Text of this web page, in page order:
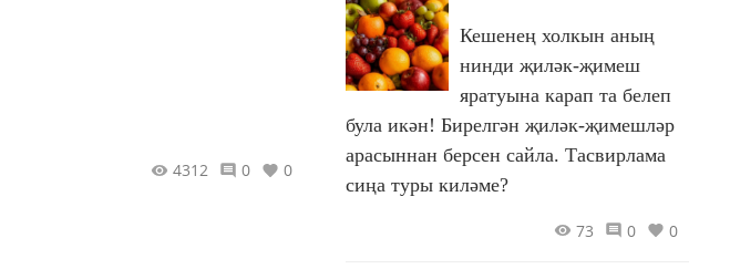
4312
0 0
Кешенең холкын аның
нинди җиләк-җимеш
яратуына карап та белеп
була икән! Бирелгән җиләк-җимешләр
арасыннан берсен сайла. Тасвирлама
сиңа туры киләме?
73 0 0